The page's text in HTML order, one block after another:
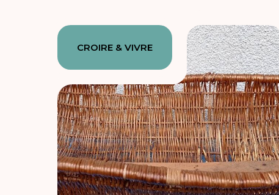
CROIRE & VIVRE